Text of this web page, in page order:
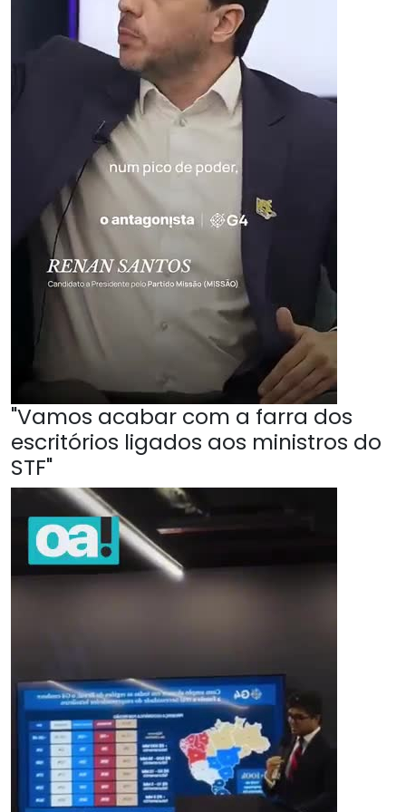
"Vamos acabar com a farra dos
escritórios ligados aos ministros do
STF"